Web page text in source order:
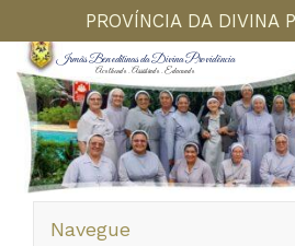
PROVÍNCIA DA DIVINA
Irmãs Beneditinas da Divina Providência
Acolhendo . Assistindo . Educando
Navegue